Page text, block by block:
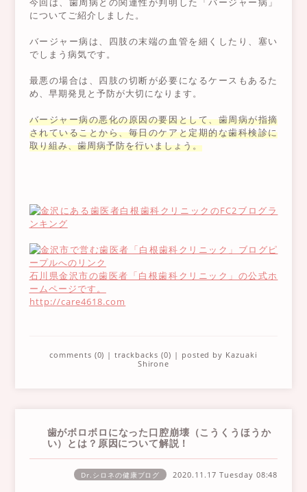
についてご紹介しました。
バージャー病は、四肢の末端の血管を細くしたり、塞い
でしまう病気です。
最悪の場合は、四肢の切断が必要になるケースもあるた
め、早期発見と予防が大切になります。
バージャー病の悪化の原因の要因として、歯周病が指摘
されていることから、毎日のケアと定期的な歯科検診に
取り組み、歯周病予防を行いましょう。
石川県金沢市の歯医者「白根歯科クリニック」の公式ホ
ームページです。
http://care4618.com
comments (0) |trackbacks (0) | posted by Kazuaki
Shirone
歯がボロボロになった口腔崩壊（こうくうほうか
い）とは？原因について解説！
Dr.シロネの健康ブログ 2020.11.17 Tuesday 08:48